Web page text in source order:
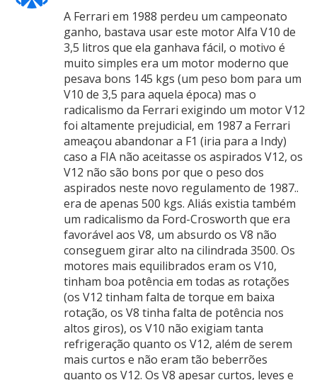
A Ferrari em 1988 perdeu um campeonato
ganho, bastava usar este motor Alfa V10 de
3,5 litros que ela ganhava fácil, o motivo é
muito simples era um motor moderno que
pesava bons 145 kgs (um peso bom para um
V10 de 3,5 para aquela época) mas o
radicalismo da Ferrari exigindo um motor V12
foi altamente prejudicial, em 1987 a Ferrari
ameaçou abandonar a F1 (iria para a Indy)
caso a FIA não aceitasse os aspirados V12, os
V12 não são bons por que o peso dos
aspirados neste novo regulamento de 1987..
era de apenas 500 kgs. Aliás existia também
um radicalismo da Ford-Crosworth que era
favorável aos V8, um absurdo os V8 não
conseguem girar alto na cilindrada 3500. Os
motores mais equilibrados eram os V10,
tinham boa potência em todas as rotações
(os V12 tinham falta de torque em baixa
rotação, os V8 tinha falta de potência nos
altos giros), os V10 não exigiam tanta
refrigeração quanto os V12, além de serem
mais curtos e não eram tão beberrões
quanto os V12. Os V8 apesar curtos, leves e